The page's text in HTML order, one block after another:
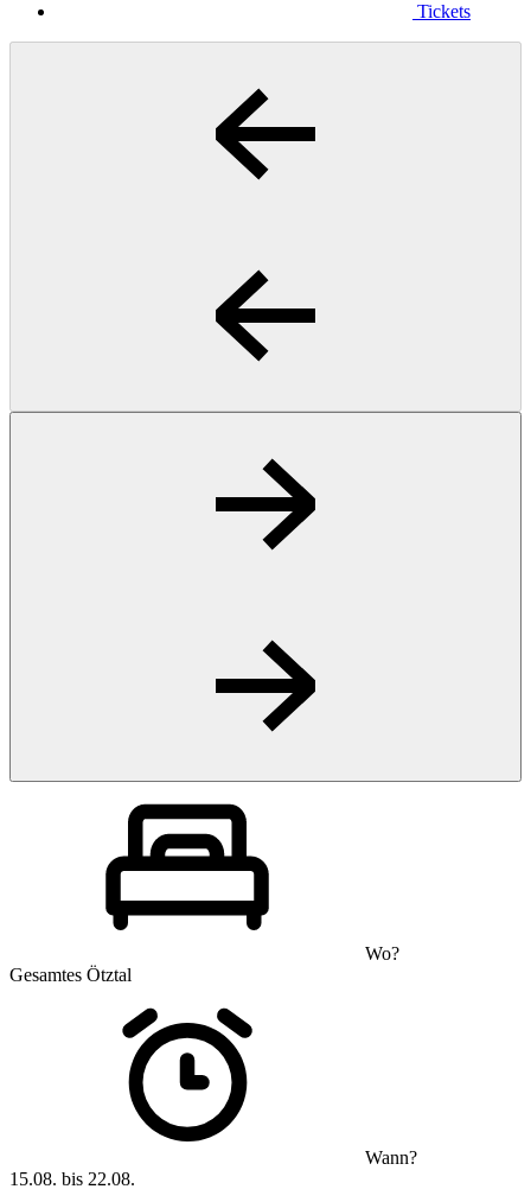
Tickets
Wo?
Gesamtes Ötztal
Wann?
15.08. bis 22.08.